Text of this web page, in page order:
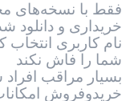
فقط با نسخه‌های
خریداری‌ و دانلود
نام کاربری
شما را فاش نکند
بسیار مراقب افراد
خریدوفروش